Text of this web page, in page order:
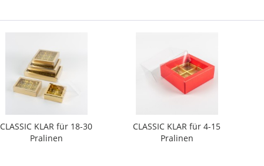
CLASSIC KLAR für 18-30
Pralinen
CLASSIC KLAR für 4-15
Pralinen